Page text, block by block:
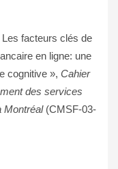
Les facteurs clés de
en ligne: une
cognitive », Cahier
des services
Montréal(CMSF-03-